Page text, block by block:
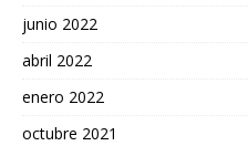
junio 2022
abril 2022
enero 2022
octubre 2021